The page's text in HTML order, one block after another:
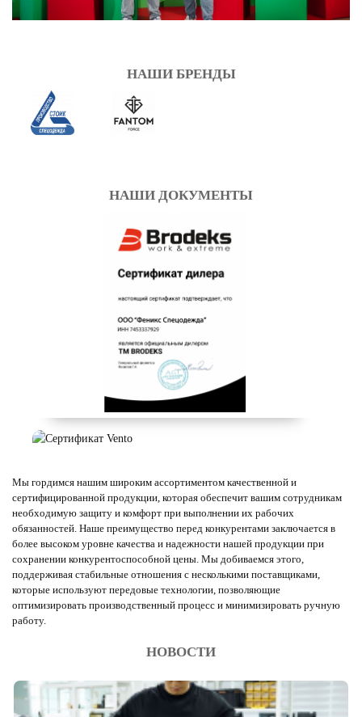
НАШИ БРЕНДЫ
НАШИ ДОКУМЕНТЫ
Мы гордимся нашим широким ассортиментом качественной и
сертифицированной продукции, которая обеспечит вашим сотрудникам
необходимую защиту и комфорт при выполнении их рабочих
обязанностей. Наше преимущество перед конкурентами заключается в
более высоком уровне качества и надежности нашей продукции при
сохранении конкурентоспособной цены. Мы добиваемся этого,
поддерживая стабильные отношения с несколькими поставщиками,
которые используют передовые технологии, позволяющие
оптимизировать производственный процесс и минимизировать ручную
работу.
НОВОСТИ